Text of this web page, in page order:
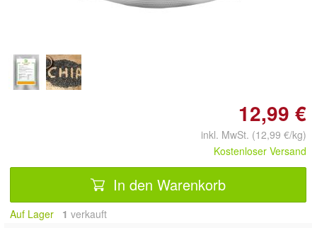
12,99 €
inkl. MwSt. (12,99 €/kg)
Kostenloser Versand
In den Warenkorb
Auf Lager 1 verkauft